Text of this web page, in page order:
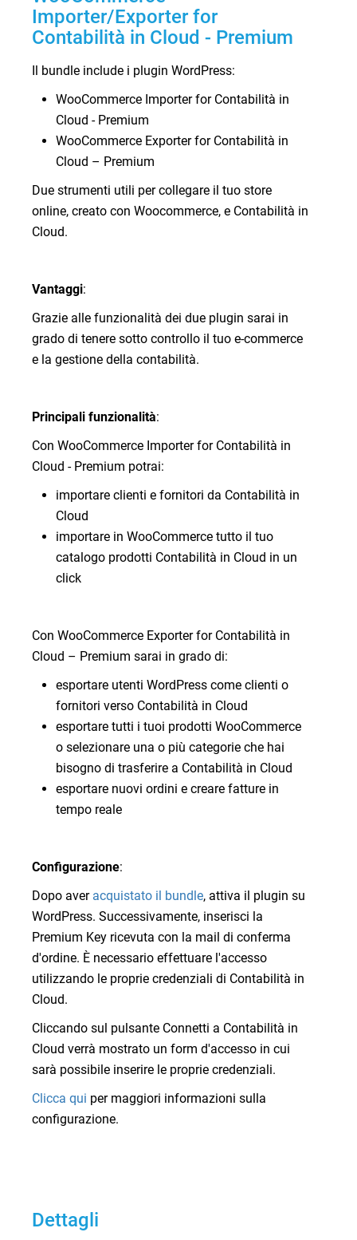
TeamSystem Store
Integrazioni
Gestione
dei
cespiti
Fatturazione
elettronica
Glossario
contabilità
Finanza
Agevolata
Recensioni
Login
Importer/Exporter for
Contabilità in Cloud - Premium
Il bundle include i plugin WordPress:
WooCommerce Importer for Contabilità in
Cloud - Premium
WooCommerce Exporter for Contabilità in
Cloud – Premium
Due strumenti utili per collegare il tuo store
online, creato con Woocommerce, e Contabilità in
Cloud.
Vantaggi:
Grazie alle funzionalità dei due plugin sarai in
grado di tenere sotto controllo il tuo e-commerce
e la gestione della contabilità.
Principali funzionalità:
Con WooCommerce Importer for Contabilità in
Cloud - Premium potrai:
importare clienti e fornitori da Contabilità in
Cloud
importare in WooCommerce tutto il tuo
catalogo prodotti Contabilità in Cloud in un
click
Con WooCommerce Exporter for Contabilità in
Cloud – Premium sarai in grado di:
esportare utenti WordPress come clienti o
fornitori verso Contabilità in Cloud
esportare tutti i tuoi prodotti WooCommerce
o selezionare una o più categorie che hai
bisogno di trasferire a Contabilità in Cloud
esportare nuovi ordini e creare fatture in
tempo reale
Configurazione:
Dopo aver acquistato il bundle, attiva il plugin su
WordPress. Successivamente, inserisci la
Premium Key ricevuta con la mail di conferma
d'ordine. È necessario effettuare l'accesso
utilizzando le proprie credenziali di Contabilità in
Cloud.
Cliccando sul pulsante Connetti a Contabilità in
Cloud verrà mostrato un form d'accesso in cui
sarà possibile inserire le proprie credenziali.
Clicca qui per maggiori informazioni sulla
configurazione.
Dettagli